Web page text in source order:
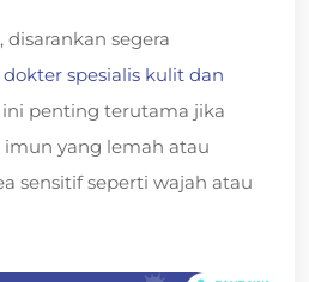
segera
dokter spesialis kulit dan
ini penting terutama jika
yang lemah atau
sensitif seperti wajah atau